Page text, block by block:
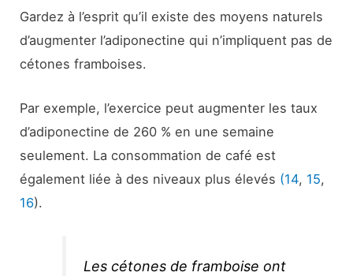
Gardez à l’esprit qu’il existe des moyens naturels
d’augmenter l’adiponectine qui n’impliquent pas de
cétones framboises.
Par exemple, l’exercice peut augmenter les taux
d’adiponectine de 260 % en une semaine
seulement. La consommation de café est
également liée à des niveaux plus élevés (14, 15,
16).
Les cétones de framboise ont